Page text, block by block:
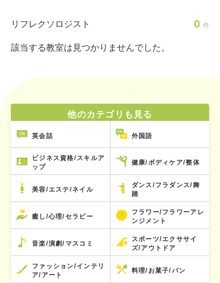
リフレクソロジスト 0 件
該当する教室は見つかりませんでした。
他のカテゴリも見る
英会話 外国語
ビジネス資格/スキルア
ップ
健康/ボディケア/整体
美容/エステ/ネイル
ダンス/フラダンス/舞
踏
癒し/心理/セラピー
フラワー/フラワーアレ
ンジメント
音楽/演劇/マスコミ
スポーツ/エクササイ
ズ/アウトドア
ファッション/インテリ
ア/アート
料理/お菓子/パン